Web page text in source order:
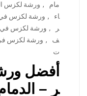
مام
, ورشة لكزس
اء
, ورشة لكزس في
ر
, ورشة لكزس في
ف
, ورشة لكزس
ت
أفضل
ر –